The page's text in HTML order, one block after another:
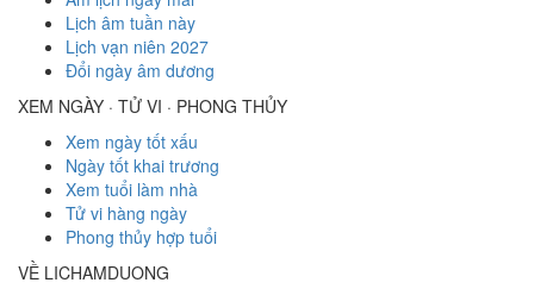
Lịch âm tuần này
Lịch vạn niên 2027
Đổi ngày âm dương
XEM NGÀY · TỬ VI · PHONG THỦY
Xem ngày tốt xấu
Ngày tốt khai trương
Xem tuổi làm nhà
Tử vi hàng ngày
Phong thủy hợp tuổi
VỀ LICHAMDUONG